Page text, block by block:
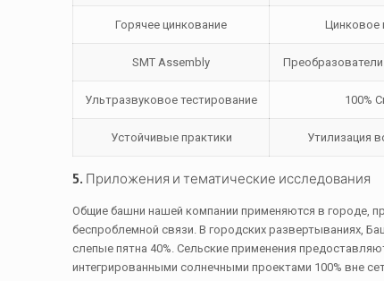
Горячее цинкование Цинковое
SMT Assembly Преобразователи
Ультразвуковое тестирование 100%
Устойчивые практики Утилизация
5. Приложения и тематические исследования
Общие башни нашей компании применяются в городе,
беспроблемной связи. В городских развертываниях,
слепые пятна 40%. Сельские применения
интегрированными солнечными проектами 100% вне